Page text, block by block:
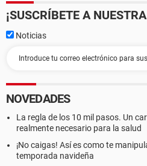
¡SUSCRÍBETE A
Noticias
NOVEDADES
La regla de los 10 mil pasos. Un
realmente necesario para la salud
¡No caigas! Así es como te
temporada navideña